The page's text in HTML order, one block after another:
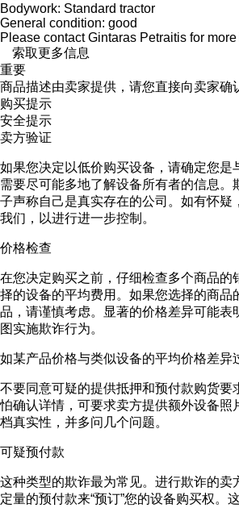
Bodywork: Standard tractor
General condition: good
Please contact Gintaras Petraitis for
索取更多信息
重要
商品描述由卖家提供，请您直接向卖家确
购买提示
安全提示
卖方验证
如果您决定以低价购买设备，请确定您是
需要尽可能多地了解设备所有者的信息。
子声称自己是真实存在的公司。如有怀疑
我们，以进行进一步控制。
价格检查
在您决定购买之前，仔细检查多个商品的
择的设备的平均费用。如果您选择的商品
品，请谨慎考虑。显著的价格差异可能表
图实施欺诈行为。
如某产品价格与类似设备的平均价格差异
不要同意可疑的提供抵押和预付款购货要
怕确认详情，可要求卖方提供额外设备照
档真实性，并多问几个问题。
可疑预付款
这种类型的欺诈最为常见。进行欺诈的卖
定量的预付款来“预订”您的设备购买权。